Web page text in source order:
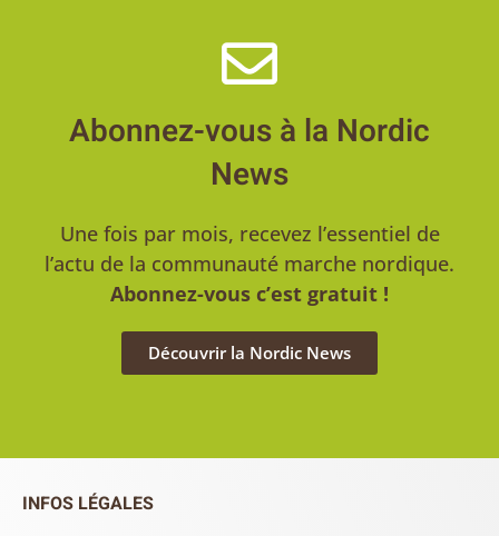
Abonnez-vous à la Nordic
News
Une fois par mois, recevez l’essentiel de
l’actu de la communauté marche nordique.
Abonnez-vous c’est gratuit !
Découvrir la Nordic News
INFOS LÉGALES